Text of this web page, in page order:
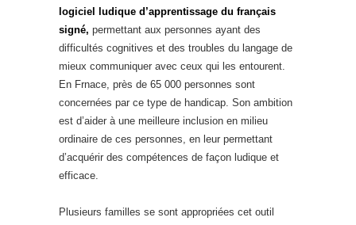
logiciel ludique d’apprentissage du français
signé, permettant aux personnes ayant des
difficultés cognitives et des troubles du langage de
mieux communiquer avec ceux qui les entourent.
En Frnace, près de 65 000 personnes sont
concernées par ce type de handicap. Son ambition
est d’aider à une meilleure inclusion en milieu
ordinaire de ces personnes, en leur permettant
d’acquérir des compétences de façon ludique et
efficace.
Plusieurs familles se sont appropriées cet outil